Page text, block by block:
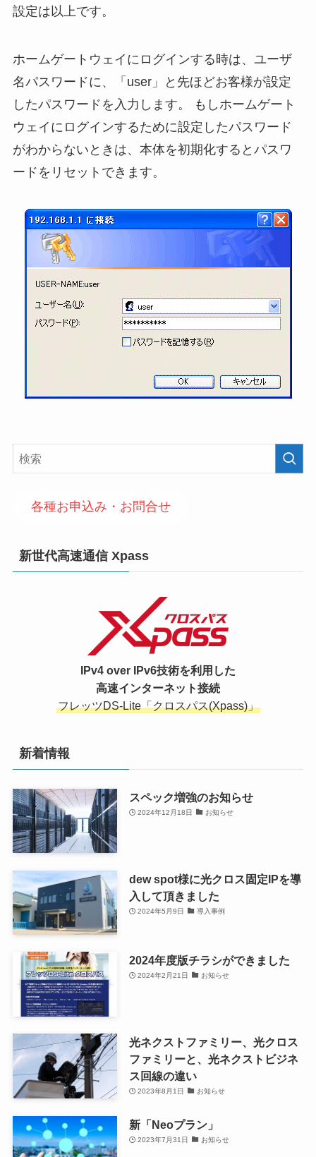
設定は以上です。
ホームゲートウェイにログインする時は、ユーザ
名パスワードに、「user」と先ほどお客様が設定
したパスワードを入力します。 もしホームゲート
ウェイにログインするために設定したパスワード
がわからないときは、本体を初期化するとパスワ
ードをリセットできます。
各種お申込み・お問合せ
新世代高速通信 Xpass
IPv4 over IPv6技術を利用した
高速インターネット接続
フレッツDS-Lite「クロスパス(Xpass)」
新着情報
スペック増強のお知らせ
2024年12月18日 お知らせ
dew spot様に光クロス固定IPを導
入して頂きました
2024年5月9日 導入事例
2024年度版チラシができました
2024年2月21日 お知らせ
光ネクストファミリー、光クロス
ファミリーと、光ネクストビジネ
ス回線の違い
2023年8月1日 お知らせ
新「Neoプラン」
2023年7月31日 お知らせ